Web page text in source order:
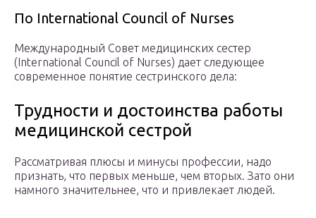
По International Council of Nurses
Международный Совет медицинских сестер
(International Council of Nurses) дает следующее
современное понятие сестринского дела:
Трудности и достоинства работы
медицинской сестрой
Рассматривая плюсы и минусы профессии, надо
признать, что первых меньше, чем вторых. Зато они
намного значительнее, что и привлекает людей.